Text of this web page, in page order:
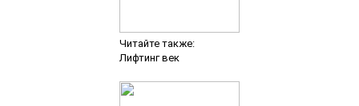
Читайте также:
Лифтинг век